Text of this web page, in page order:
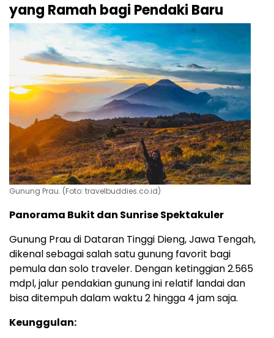
yang Ramah bagi Pendaki Baru
Gunung Prau. (Foto: travelbuddies.co.id)
Panorama Bukit dan Sunrise Spektakuler
Gunung Prau di Dataran Tinggi Dieng, Jawa Tengah,
dikenal sebagai salah satu gunung favorit bagi
pemula dan solo traveler. Dengan ketinggian 2.565
mdpl, jalur pendakian gunung ini relatif landai dan
bisa ditempuh dalam waktu 2 hingga 4 jam saja.
Keunggulan: